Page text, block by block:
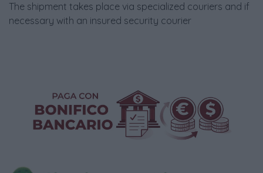
The shipment takes place via specialized couriers and if
necessary with an insured security courier